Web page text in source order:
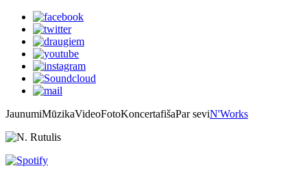
JaunumiMūzikaVideoFotoKoncertafišaPar seviN'Works